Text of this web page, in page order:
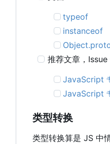
typeof
instanceof
推荐文章 ， Issue
JavaScript
JavaScript
类型转换
类型转换算是 JS 中